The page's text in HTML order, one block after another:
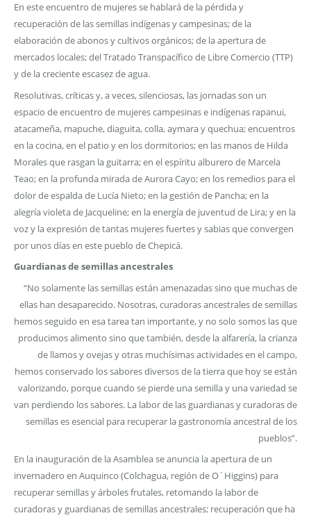
En este encuentro de mujeres se hablará de la pérdida y
recuperación de las semillas indígenas y campesinas; de la
elaboración de abonos y cultivos orgánicos; de la apertura de
mercados locales; del Tratado Transpacífico de Libre Comercio (TTP)
y de la creciente escasez de agua.
Resolutivas, críticas y, a veces, silenciosas, las jornadas son un
espacio de encuentro de mujeres campesinas e indígenas rapanui,
atacameña, mapuche, diaguita, colla, aymara y quechua; encuentros
en la cocina, en el patio y en los dormitorios; en las manos de Hilda
Morales que rasgan la guitarra; en el espíritu alburero de Marcela
Teao; en la profunda mirada de Aurora Cayo; en los remedios para el
dolor de espalda de Lucía Nieto; en la gestión de Pancha; en la
alegría violeta de Jacqueline; en la energía de juventud de Lira; y en la
voz y la expresión de tantas mujeres fuertes y sabias que convergen
por unos días en este pueblo de Chepicá.
Guardianas de semillas ancestrales
“No solamente las semillas están amenazadas sino que muchas de
ellas han desaparecido. Nosotras, curadoras ancestrales de semillas
hemos seguido en esa tarea tan importante, y no solo somos las que
producimos alimento sino que también, desde la alfarería, la crianza
de llamos y ovejas y otras muchísimas actividades en el campo,
hemos conservado los sabores diversos de la tierra que hoy se están
valorizando, porque cuando se pierde una semilla y una variedad se
van perdiendo los sabores. La labor de las guardianas y curadoras de
semillas es esencial para recuperar la gastronomía ancestral de los
pueblos”.
En la inauguración de la Asamblea se anuncia la apertura de un
invernadero en Auquinco (Colchagua, región de O´Higgins) para
recuperar semillas y árboles frutales, retomando la labor de
curadoras y guardianas de semillas ancestrales; recuperación que ha